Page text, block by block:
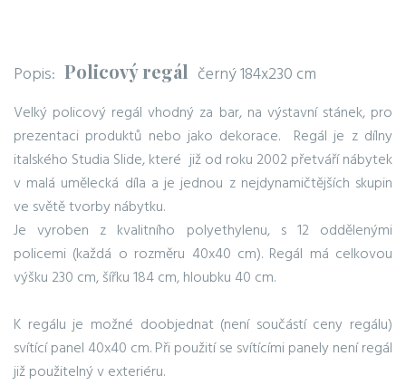
Popis: Policový regál černý 184x230 cm
Velký policový regál vhodný za bar, na výstavní stánek, pro
prezentaci produktů nebo jako dekorace. Regál je z dílny
italského Studia Slide, které již od roku 2002 přetváří nábytek
v malá umělecká díla a je jednou z nejdynamičtějších skupin
ve světě tvorby nábytku.
Je vyroben z kvalitního polyethylenu, s 12 oddělenými
policemi (každá o rozměru 40x40 cm). Regál má celkovou
výšku 230 cm, šířku 184 cm, hloubku 40 cm.
K regálu je možné doobjednat (není součástí ceny regálu)
svítící panel 40x40 cm. Při použití se svítícími panely není regál
již použitelný v exteriéru.